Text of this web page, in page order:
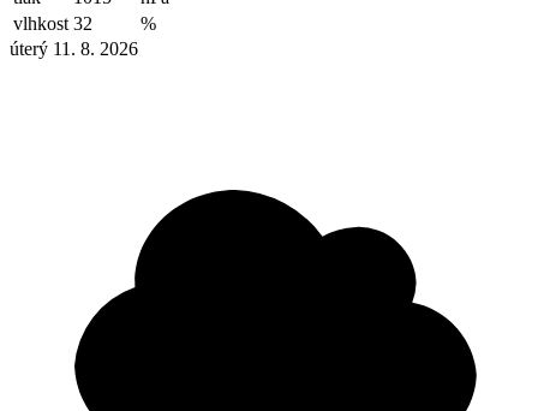
vlhkost 32
%
úterý 11. 8. 2026